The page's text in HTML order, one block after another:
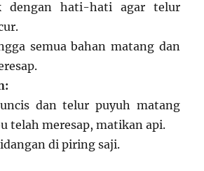
dengan hati-hati agar telur
semua bahan matang dan
dan telur puyuh matang
telah meresap, matikan api.
di piring saji.